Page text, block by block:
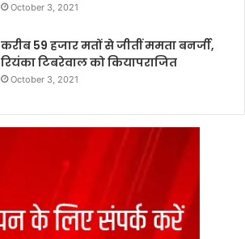
October 3, 2021
करीब 59 हजार मतों से जीतीं ममता बनर्जी,
रियंका टिबरेवाल को कियापराजित
October 3, 2021